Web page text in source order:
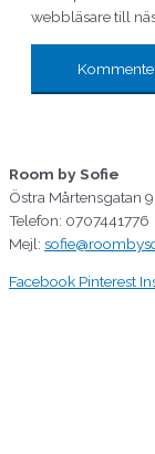
webbläsare till
Room by Sofie
Östra Mårtensgatan
Telefon: 0707441776
Mejl:
Facebook Pinterest